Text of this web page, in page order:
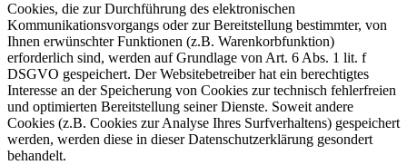
Cookies, die zur Durchführung des elektronischen
Kommunikationsvorgangs oder zur Bereitstellung bestimmter, von
Ihnen erwünschter Funktionen (z.B. Warenkorbfunktion)
erforderlich sind, werden auf Grundlage von Art. 6 Abs. 1 lit. f
DSGVO gespeichert. Der Websitebetreiber hat ein berechtigtes
Interesse an der Speicherung von Cookies zur technisch fehlerfreien
und optimierten Bereitstellung seiner Dienste. Soweit andere
Cookies (z.B. Cookies zur Analyse Ihres Surfverhaltens) gespeichert
werden, werden diese in dieser Datenschutzerklärung gesondert
behandelt.